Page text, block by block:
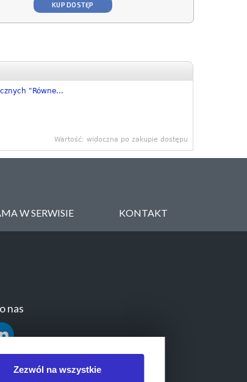
KUP DOSTĘP
"Równe...
Wartość: widoczna po zakupie dostępu
W SERWISIE KONTAKT
nas
Zezwól na wszystkie